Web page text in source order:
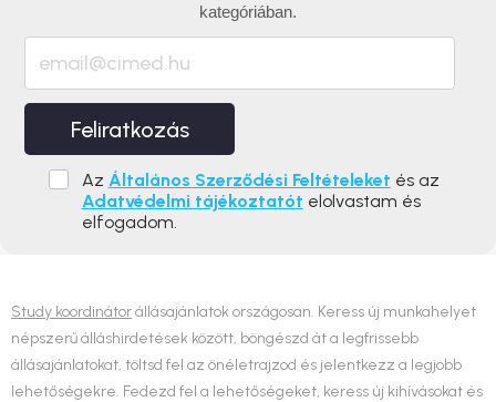
kategóriában.
Feliratkozás
Az Általános Szerződési Feltételeket és az
Adatvédelmi tájékoztatót elolvastam és
elfogadom.
Study koordinátorállásajánlatok országosan. Keress új munkahelyet
népszerű álláshirdetések között, böngészd át a legfrissebb
állásajánlatokat, töltsd fel az önéletrajzod és jelentkezz a legjobb
lehetőségekre. Fedezd fel a lehetőségeket, keress új kihívásokat és